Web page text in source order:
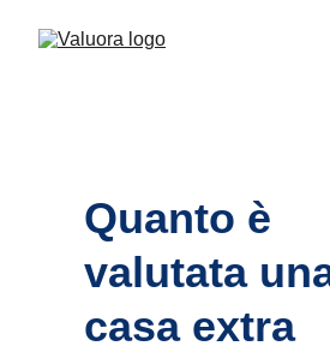
Quanto è
valutata
casa extra